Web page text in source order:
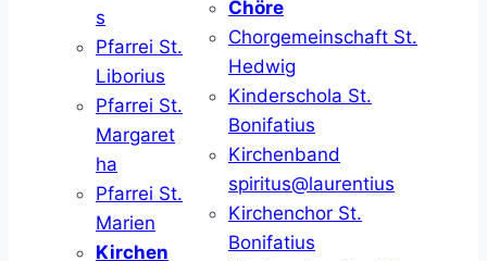
s
Pfarrei St.
Liborius
Pfarrei St.
Margaret
ha
Pfarrei St.
Marien
Kirchen
Chöre
Chorgemeinschaft St.
Hedwig
Kinderschola St.
Bonifatius
Kirchenband
spiritus@laurentius
Kirchenchor St.
Bonifatius